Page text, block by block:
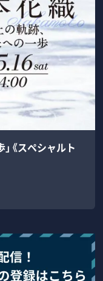
《スペシャルト